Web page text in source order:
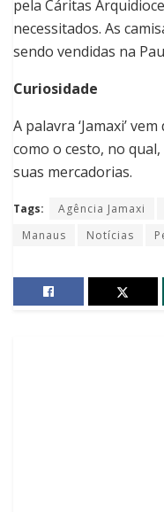
pela Cáritas
necessitados. As
sendo vendidas na
Curiosidade
A palavra ‘Jamaxi’
como o cesto, no
suas mercadorias.
Tags: Agência Jamaxi
Manaus
Notícias